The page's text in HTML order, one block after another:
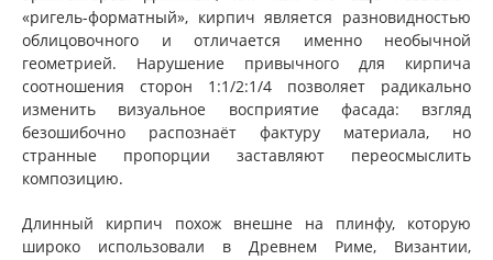
«ригель-форматный», кирпич является разновидностью
облицовочного и отличается именно необычной
геометрией. Нарушение привычного для кирпича
соотношения сторон 1:1/2:1/4 позволяет радикально
изменить визуальное восприятие фасада: взгляд
безошибочно распознаёт фактуру материала, но
странные пропорции заставляют переосмыслить
композицию.
Длинный кирпич похож внешне на плинфу, которую
широко использовали в Древнем Риме, Византии,